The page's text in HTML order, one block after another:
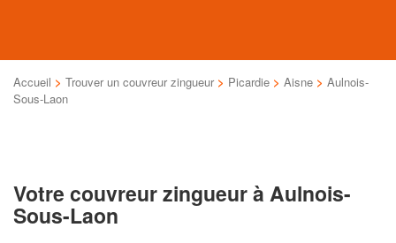
Accueil > Trouver un couvreur zingueur > Picardie > Aisne > Aulnois-
Sous-Laon
Votre couvreur zingueur à Aulnois-
Sous-Laon